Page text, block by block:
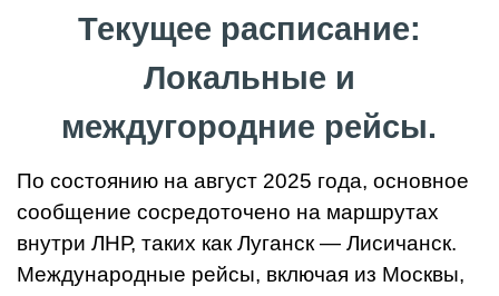
Текущее расписание:
Локальные и
междугородние рейсы.
По состоянию на август 2025 года, основное
сообщение сосредоточено на маршрутах
внутри ЛНР, таких как Луганск — Лисичанск.
Международные рейсы, включая из Москвы,